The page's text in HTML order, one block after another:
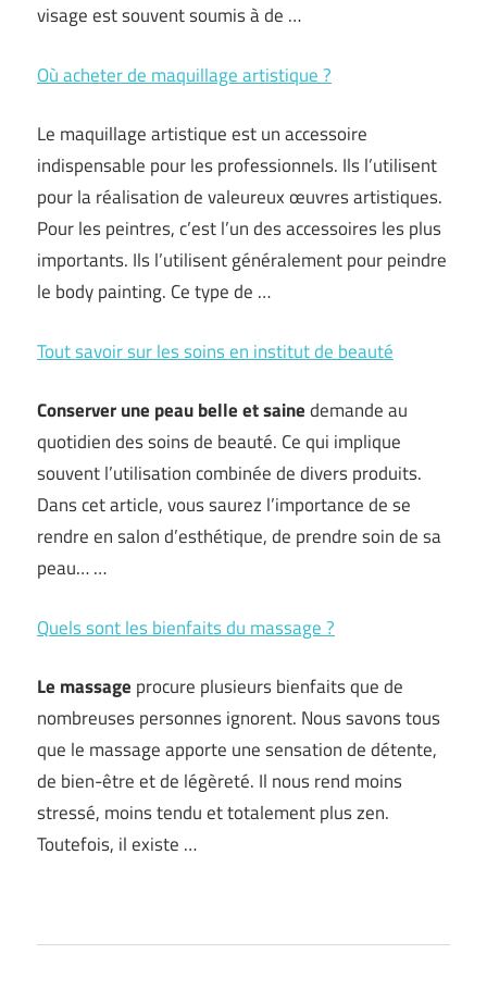
visage est souvent soumis à de …
Où acheter de maquillage artistique ?
Le maquillage artistique est un accessoire
indispensable pour les professionnels. Ils l’utilisent
pour la réalisation de valeureux œuvres artistiques.
Pour les peintres, c’est l’un des accessoires les plus
importants. Ils l’utilisent généralement pour peindre
le body painting. Ce type de …
Tout savoir sur les soins en institut de beauté
Conserver une peau belle et sainedemande au
quotidien des soins de beauté. Ce qui implique
souvent l’utilisation combinée de divers produits.
Dans cet article, vous saurez l’importance de se
rendre en salon d’esthétique, de prendre soin de sa
peau… …
Quels sont les bienfaits du massage ?
Le massage procure plusieurs bienfaits que de
nombreuses personnes ignorent. Nous savons tous
que le massage apporte une sensation de détente,
de bien-être et de légèreté. Il nous rend moins
stressé, moins tendu et totalement plus zen.
Toutefois, il existe …